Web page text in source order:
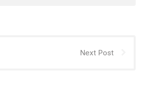
Next Post